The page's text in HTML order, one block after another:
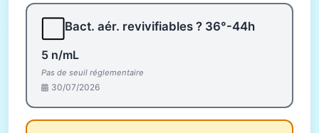
Bact. aér. revivifiables ? 36°-44h
5 n/mL
Pas de seuil réglementaire
30/07/2026